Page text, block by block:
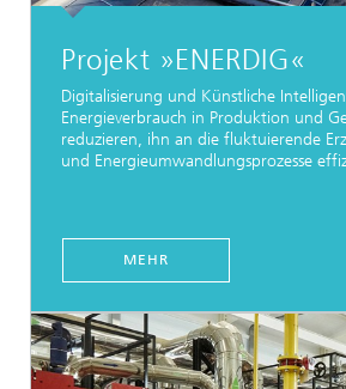
Projekt »ENERDIG«
Digitalisierung und Künstliche
Energieverbrauch in Produktion und
reduzieren, ihn an die fluktuierende
und Energieumwandlungsprozesse
MEHR